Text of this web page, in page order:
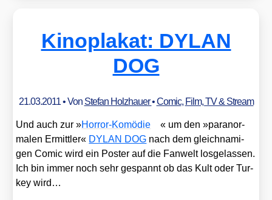
Kinoplakat: DYLAN
DOG
21.03.2011• Von Stefan Holzhauer•Comic, Film, TV & Stream
Und auch zur »Hor­ror-Komö­die
« um den »para­nor­
ma­len Ermitt­ler« DYLAN DOG nach dem gleich­na­mi­
gen Comic wird ein Pos­ter auf die Fan­welt los­ge­las­sen.
Ich bin immer noch sehr gespannt ob das Kult oder Tur­
key wird…